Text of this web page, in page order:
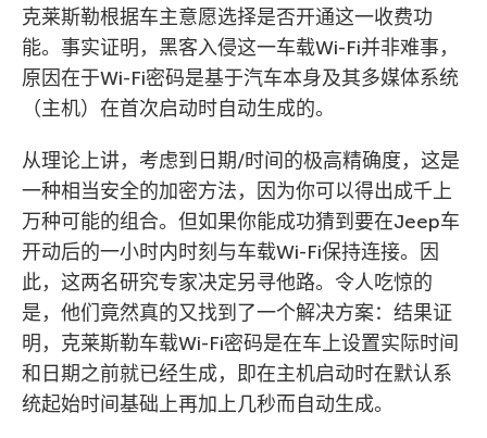
克莱斯勒根据车主意愿选择是否开通这一收费功
能。事实证明，黑客入侵这一车载Wi-Fi并非难事，
原因在于Wi-Fi密码是基于汽车本身及其多媒体系统
（主机）在首次启动时自动生成的。
从理论上讲，考虑到日期/时间的极高精确度，这是
一种相当安全的加密方法，因为你可以得出成千上
万种可能的组合。但如果你能成功猜到要在Jeep车
开动后的一小时内时刻与车载Wi-Fi保持连接。因
此，这两名研究专家决定另寻他路。令人吃惊的
是，他们竟然真的又找到了一个解决方案：结果证
明，克莱斯勒车载Wi-Fi密码是在车上设置实际时间
和日期之前就已经生成，即在主机启动时在默认系
统起始时间基础上再加上几秒而自动生成。